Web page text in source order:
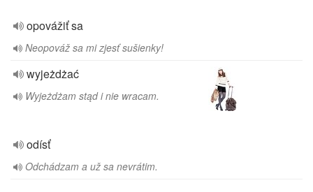
opovážiť sa
Neopováž sa mi zjesť sušienky!
wyjeżdżać
Wyjeżdżam stąd i nie wracam.
odísť
Odchádzam a už sa nevrátim.